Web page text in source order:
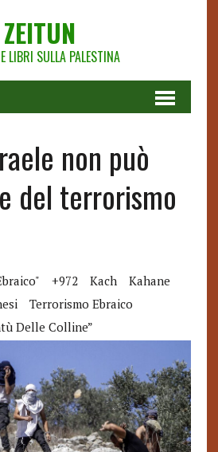
ZEITUN
LIBRI SULLA PALESTINA
non può
del terrorismo
+972 Kach
Kahane
Terrorismo Ebraico
Delle Colline”